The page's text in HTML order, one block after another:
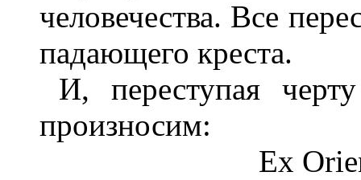
человечества. Все
падающего креста.
И, переступая
произносим:
Ex